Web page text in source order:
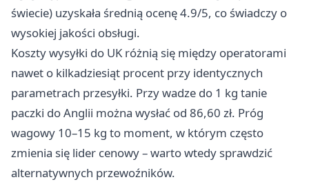
świecie) uzyskała średnią ocenę 4.9/5, co świadczy o
wysokiej jakości obsługi.
Koszty wysyłki do UK różnią się między operatorami
nawet o kilkadziesiąt procent przy identycznych
parametrach przesyłki. Przy wadze do 1 kg tanie
paczki do Anglii można wysłać od 86,60 zł. Próg
wagowy 10–15 kg to moment, w którym często
zmienia się lider cenowy – warto wtedy sprawdzić
alternatywnych przewoźników.